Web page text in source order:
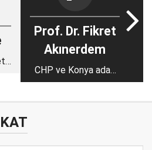
Prof. Dr. Fikret
Akınerdem
CHP ve Konya aday
adayları